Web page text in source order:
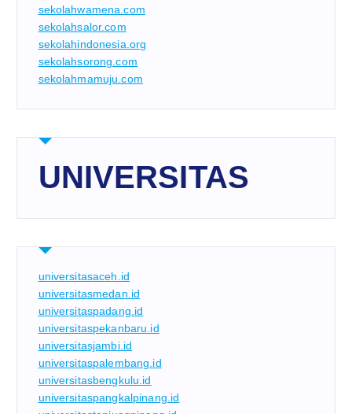
sekolahwamena.com
sekolahsalor.com
sekolahindonesia.org
sekolahsorong.com
sekolahmamuju.com
UNIVERSITAS
universitasaceh.id
universitasmedan.id
universitaspadang.id
universitaspekanbaru.id
universitasjambi.id
universitaspalembang.id
universitasbengkulu.id
universitaspangkalpinang.id